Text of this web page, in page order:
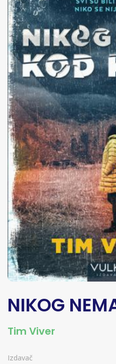
NIKOG
Tim Viver
Izdavač